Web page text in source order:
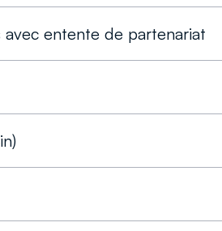
entente de partenariat